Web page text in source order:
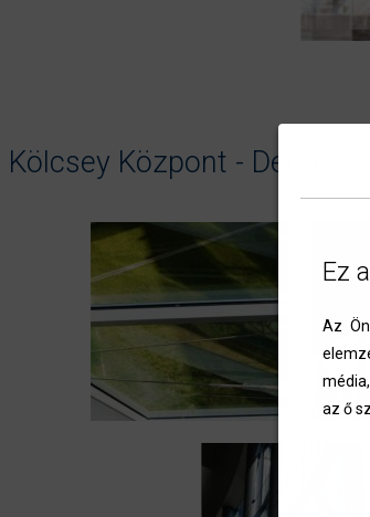
Kölcsey Központ - Debrecen
Ez
Az
az ő